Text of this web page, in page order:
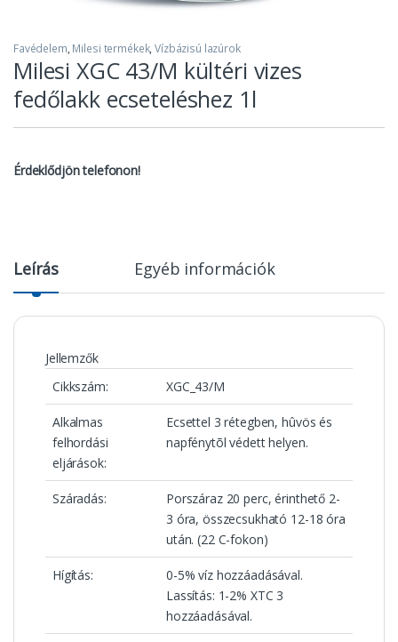
Favédelem, Milesi termékek,Vízbázisú lazúrok
Milesi XGC 43/M kültéri vizes
fedőlakk ecseteléshez 1l
Érdeklődjön telefonon!
Leírás Egyéb információk
Jellemzők
Cikkszám:
XGC_43/M
Alkalmas
felhordási
eljárások:
Ecsettel 3 rétegben, hûvös és
napfénytõl védett helyen.
Száradás:
Porszáraz 20 perc, érinthető 2-
3 óra, összecsukható 12-18 óra
után. (22 C-fokon)
Hígítás:
0-5% víz hozzáadásával.
Lassítás: 1-2% XTC 3
hozzáadásával.